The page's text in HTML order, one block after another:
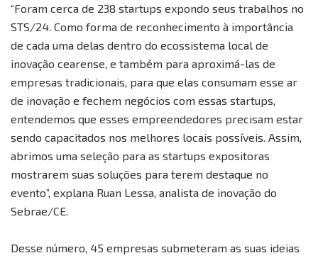
“Foram cerca de 238 startups expondo seus trabalhos no
STS/24. Como forma de reconhecimento à importância
de cada uma delas dentro do ecossistema local de
inovação cearense, e também para aproximá-las de
empresas tradicionais, para que elas consumam esse ar
de inovação e fechem negócios com essas startups,
entendemos que esses empreendedores precisam estar
sendo capacitados nos melhores locais possíveis. Assim,
abrimos uma seleção para as startups expositoras
mostrarem suas soluções para terem destaque no
evento”, explana Ruan Lessa, analista de inovação do
Sebrae/CE.
Desse número, 45 empresas submeteram as suas ideias